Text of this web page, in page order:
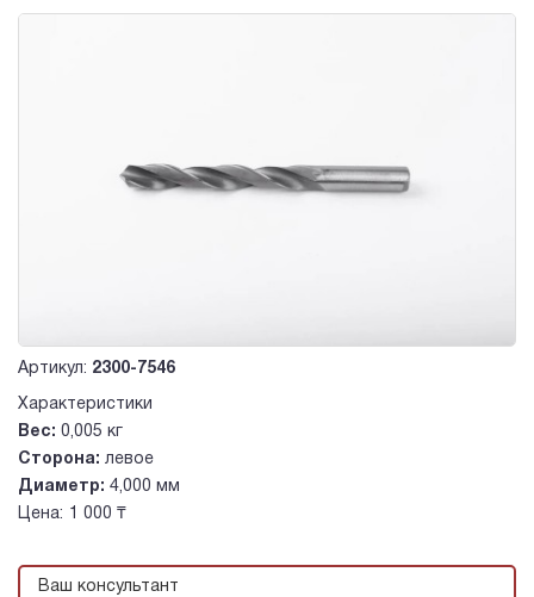
Артикул: 2300-7546
Характеристики
Вес: 0,005 кг
Сторона: левое
Диаметр: 4,000 мм
Цена: 1 000 ₸
Ваш консультант